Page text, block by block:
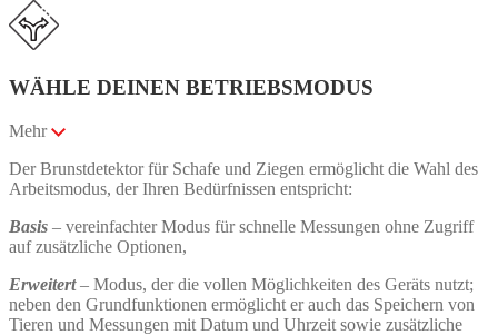
WÄHLE DEINEN BETRIEBSMODUS
Mehr
Der Brunstdetektor für Schafe und Ziegen ermöglicht die Wahl des
Arbeitsmodus, der Ihren Bedürfnissen entspricht:
Basis – vereinfachter Modus für schnelle Messungen ohne Zugriff
auf zusätzliche Optionen,
Erweitert– Modus, der die vollen Möglichkeiten des Geräts nutzt;
neben den Grundfunktionen ermöglicht er auch das Speichern von
Tieren und Messungen mit Datum und Uhrzeit sowie zusätzliche